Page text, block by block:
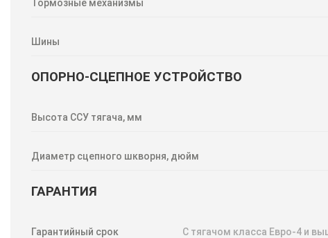
Тормозные механизмы
Шины
ОПОРНО-СЦЕПНОЕ УСТРОЙСТВО
Высота ССУ тягача, мм
Диаметр сцепного шкворня, дюйм
ГАРАНТИЯ
Гарантийный срок С тягачом класса Евро-4 и